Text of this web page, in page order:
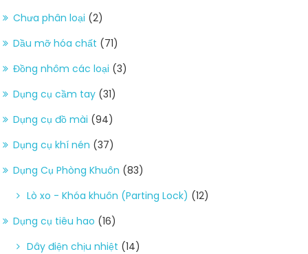
Chưa phân loại (2)
Dầu mỡ hóa chất (71)
Đồng nhôm các loại (3)
Dụng cụ cầm tay (31)
Dụng cụ đồ mài (94)
Dụng cụ khí nén (37)
Dụng Cụ Phòng Khuôn (83)
Lò xo - Khóa khuôn (Parting Lock) (12)
Dụng cụ tiêu hao (16)
Dây điện chịu nhiệt (14)